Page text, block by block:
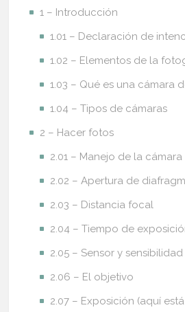
1 – Introducción
1.01 – Declaración de
1.02 – Elementos de la
1.03 – Qué es una cámara
1.04 – Tipos de cámaras
2 – Hacer fotos
2.01 – Manejo de la cámara
2.02 – Apertura de
2.03 – Distancia focal
2.04 – Tiempo de
2.05 – Sensor y sensibilidad
2.06 – El objetivo
2.07 – Exposición (aquí